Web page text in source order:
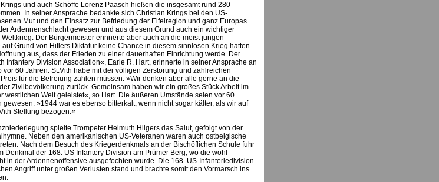
und auch Schöffe Lorenz Paasch hießen die insgesamt rund 280
In seiner Ansprache bedankte sich Christian Krings bei den US-
Mut und den Einsatz zur Befriedung der Eifelregion und ganz Europas.
Ardennenschlacht gewesen und aus diesem Grund auch ein wichtiger
Der Bürgermeister erinnerte aber auch an die meist jungen
Grund von Hitlers Diktatur keine Chance in diesem sinnlosen Krieg hatten.
aus, dass der Frieden zu einer dauerhaften Einrichtung werde. Der
Infantery Division Association«, Earle R. Hart, erinnerte in seiner Ansprache an
vor 60 Jahren. St.Vith habe mit der völligen Zerstörung und zahlreichen
für die Befreiung zahlen müssen. »Wir denken aber alle gerne an die
Zivilbevölkerung zurück. Gemeinsam haben wir ein großes Stück Arbeit im
westlichen Welt geleistet«, so Hart. Die äußeren Umstände seien vor 60
»1944 war es ebenso bitterkalt, wenn nicht sogar kälter, als wir auf
Stellung bezogen.«
spielte Trompeter Helmuth Hilgers das Salut, gefolgt von der
Neben den amerikanischen US-Veteranen waren auch ostbelgische
Nach dem Besuch des Kriegerdenkmals an der Bischöflichen Schule fuhr
Denkmal der 168. US Infantery Division am Prümer Berg, wo die wohl
in der Ardennenoffensive ausgefochten wurde. Die 168. US-Infanteriedivision
Angriff unter großen Verlusten stand und brachte somit den Vormarsch ins